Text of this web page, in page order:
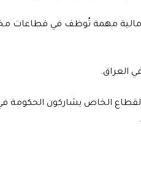
مالية مهمة تُوظف في قطاعات
العراق.
الخاص يشاركون الحكومة في